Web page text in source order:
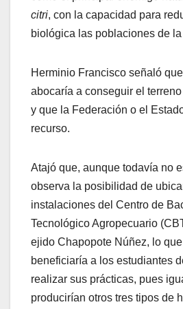
citri, con la capacidad para
biológica las poblaciones de
Herminio Francisco señaló
abocaría a conseguir el
y que la Federación o el
recurso.
Atajó que, aunque todavía no
observa la posibilidad de
instalaciones del Centro de
Tecnológico Agropecuario
ejido Chapopote Núñez, lo
beneficiaría a los estudiantes
realizar sus prácticas, pues
producirían otros tres tipos de